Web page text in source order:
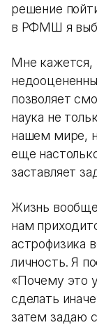
решение
в РФМШ я
Мне кажется,
позволяет
наука не
нашем мире,
еще
заставляет
Жизнь
нам
астрофизика
личность. Я
«Почему это
сделать
затем задаю